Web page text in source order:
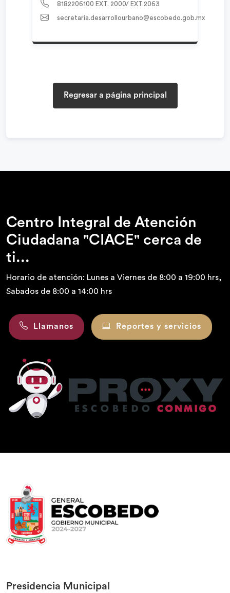
8182206100 EXT. 2000/ EXT.2063
secretaria.desarrollourbano@escobedo.gob.mx
Regresar a página principal
Centro Integral de Atención
Ciudadana "CIACE" cerca de
ti...
Horario de atención: Lunes a Viernes de 8:00 a 19:00 hrs,
Sabados de 8:00 a 14:00 hrs
Llamanos Reportes y servicios
Presidencia Municipal